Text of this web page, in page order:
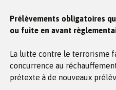
Prélèvements obligatoires
ou fuite en avant
La lutte contre le terrorisme
concurrence au
prétexte à de nouveaux